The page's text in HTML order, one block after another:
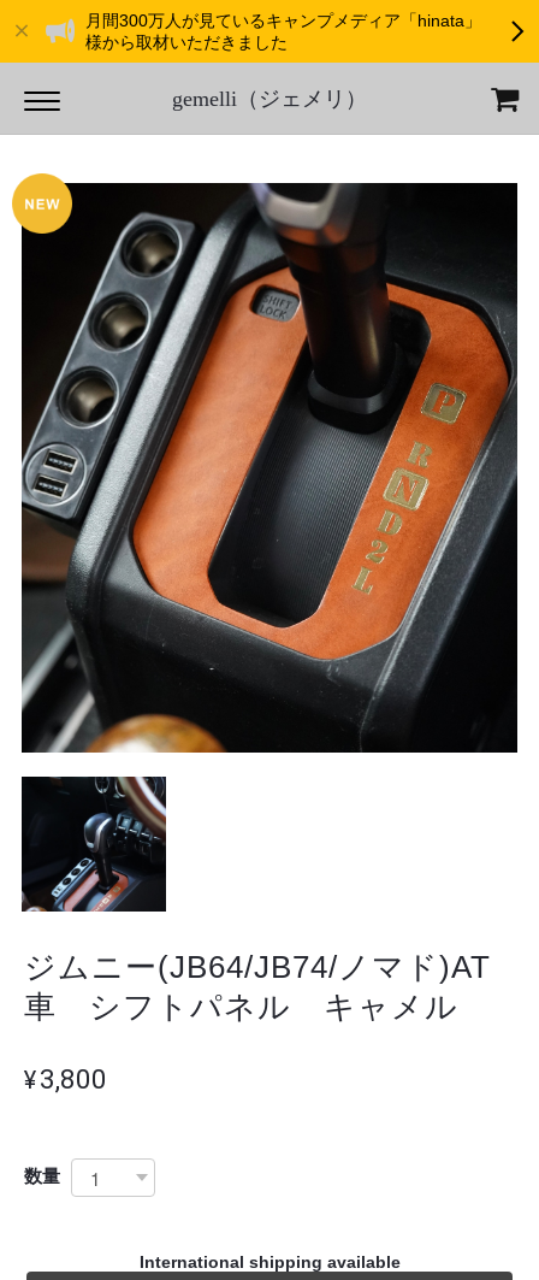
月間300万人が見ているキャンプメディア「hinata」
様から取材いただきました
gemelli（ジェメリ）
ジムニー(JB64/JB74/ノマド)AT
車 シフトパネル キャメル
¥3,800
数量
International shipping available